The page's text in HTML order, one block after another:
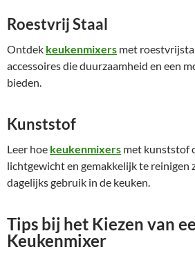
Roestvrij Staal
Ontdek keukenmixers met
accessoires die duurzaamheid en een
bieden.
Kunststof
Leer hoe keukenmixers met kunststof
lichtgewicht en gemakkelijk te reinigen
dagelijks gebruik in de keuken.
Tips bij het Kiezen van
Keukenmixer